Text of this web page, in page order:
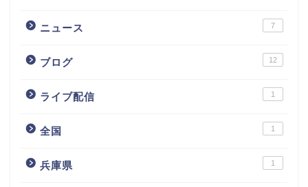
ニュース 7
ブログ 12
ライブ配信 1
全国 1
兵庫県 1